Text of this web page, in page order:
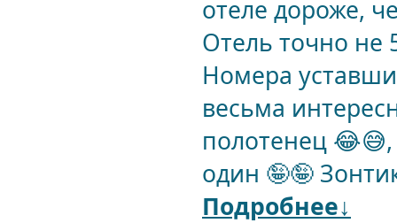
отеле дороже,
Отель точно не
Номера
весьма
полотенец 😂😅,
один 🤪🤪
Подробнее↓